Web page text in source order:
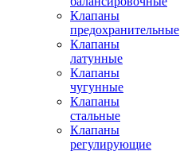
Клапаны
предохранительные
Клапаны
латунные
Клапаны
чугунные
Клапаны
стальные
Клапаны
регулирующие